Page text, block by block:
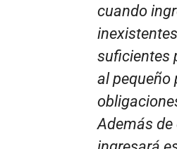
cuando
suficientes
al pequeño
Además de